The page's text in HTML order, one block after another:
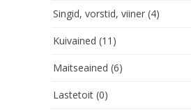
Singid, vorstid, viiner (4)
Kuivained (11)
Maitseained (6)
Lastetoit (0)